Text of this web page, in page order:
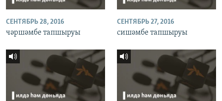
СЕНТЯБРЬ 28, 2016
чәршәмбе тапшыруы
СЕНТЯБРЬ 27, 2016
сишәмбе тапшыруы